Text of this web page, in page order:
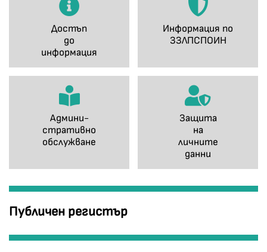
Достъп
до
информация
Информация по
ЗЗЛПСПОИН
Админи-
стративно
обслужване
Защита
на
личните
данни
Публичен регистър